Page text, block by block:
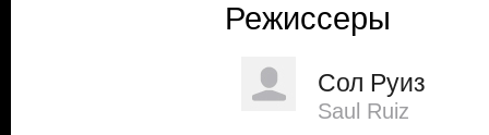
Режиссеры
Сол Руиз
Saul Ruiz